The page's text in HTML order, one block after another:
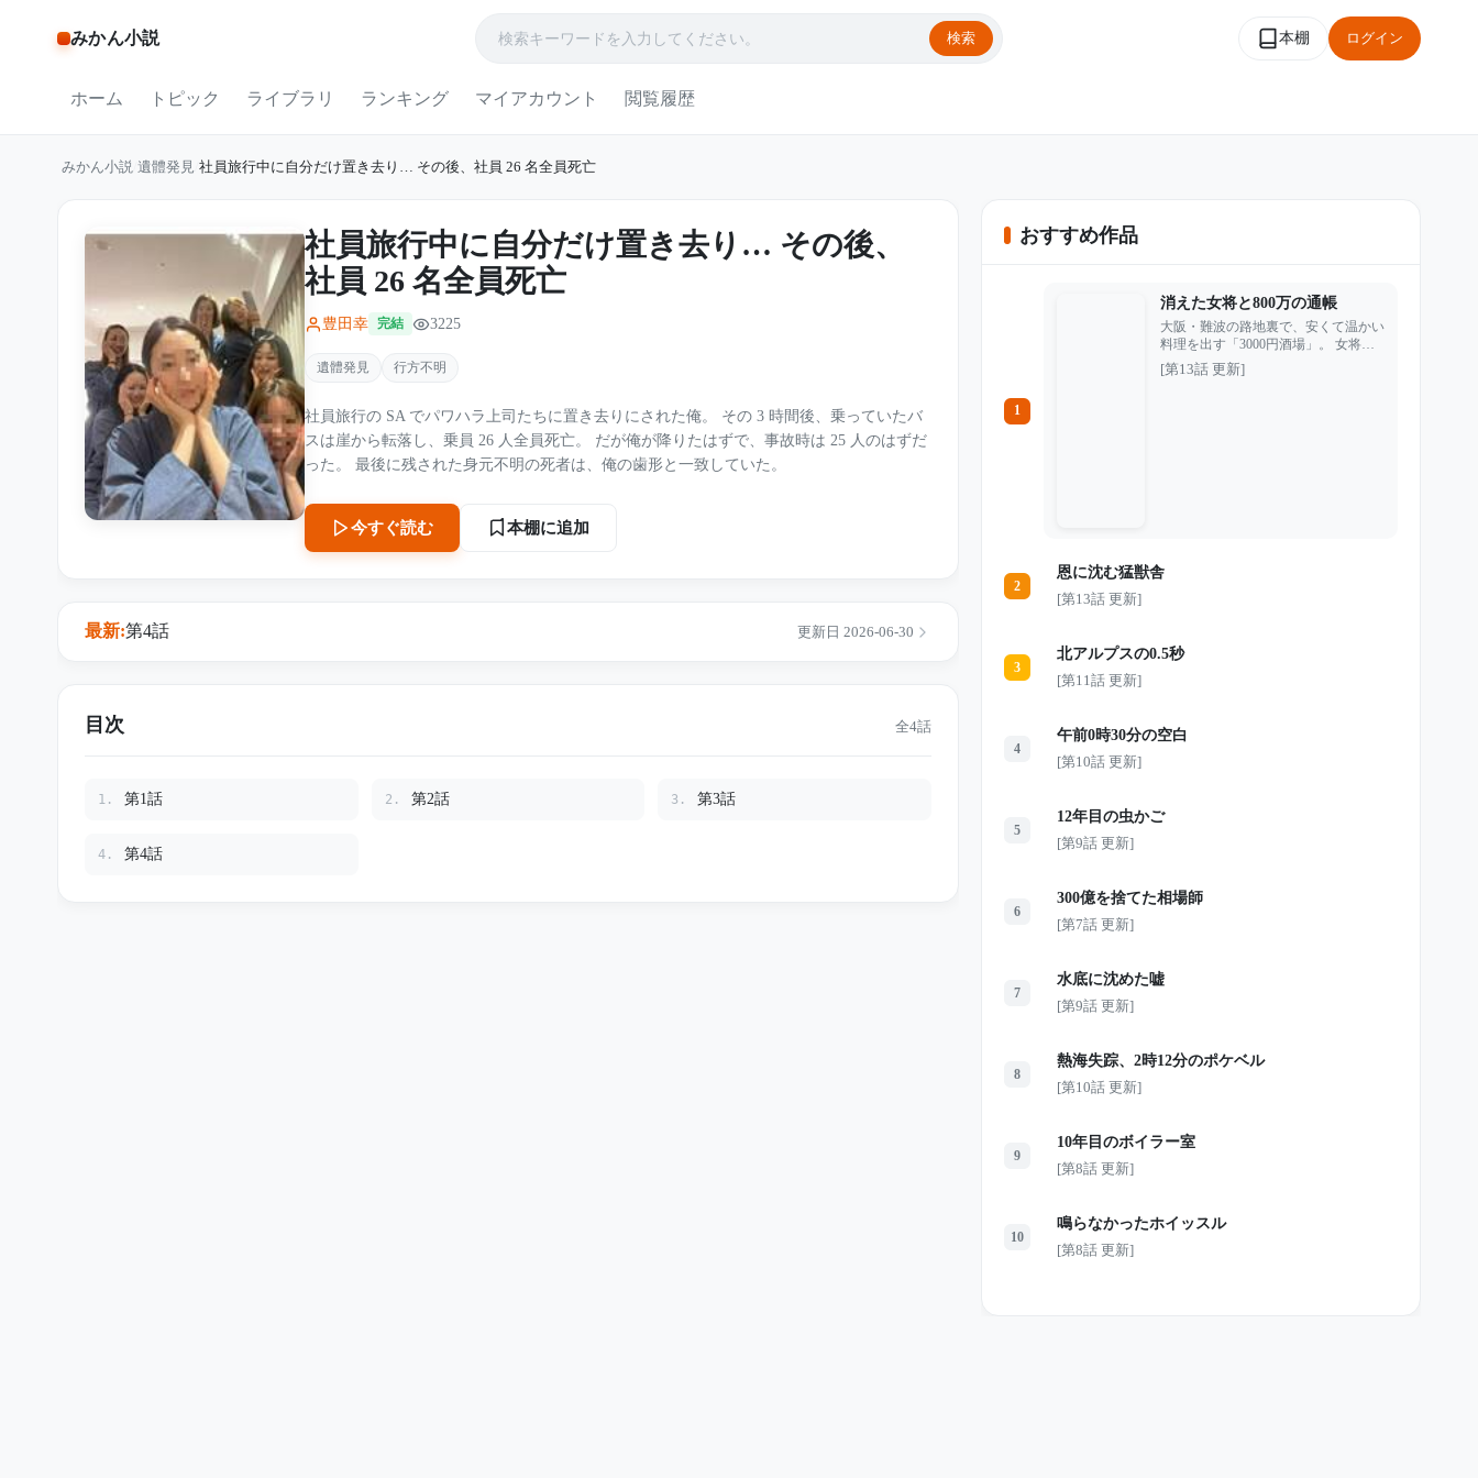
みかん小説 検索 本棚 ログイン
ホーム トピック ライブラリ ランキング マイアカウント 閲覧履歴
みかん小説 遺體発見 社員旅行中に自分だけ置き去り… その後、社員 26 名全員死亡
社員旅行中に自分だけ置き去り… その後、
社員 26 名全員死亡
豊田幸 完結 3225
遺體発見 行方不明
社員旅行の SA でパワハラ上司たちに置き去りにされた俺。 その 3 時間後、乗っていたバ
スは崖から転落し、乗員 26 人全員死亡。 だが俺が降りたはずで、事故時は 25 人のはずだ
った。 最後に残された身元不明の死者は、俺の歯形と一致していた。
今すぐ読む 本棚に追加
最新:第4話 更新日 2026-06-30
目次 全4話
1. 第1話 2. 第2話 3. 第3話
4. 第4話
おすすめ作品
1
消えた女将と800万の通帳
大阪・難波の路地裏で、安くて温かい
料理を出す「3000円酒場」。 女将の
中村義子は、うどん屋から店を立て直
し、常連たちに愛される繁盛店を作り
定食屋で「ありがとう」とだけ残した
容疑者が浮かび上がる中、真相は5年
間闇に沈み続ける。 そして2014年
[第13話 更新]
2
恩に沈む猛獣舎
[第13話 更新]
3
北アルプスの0.5秒
[第11話 更新]
4
午前0時30分の空白
[第10話 更新]
5
12年目の虫かご
[第9話 更新]
6
300億を捨てた相場師
[第7話 更新]
7
水底に沈めた嘘
[第9話 更新]
8
熱海失踪、2時12分のポケベル
[第10話 更新]
9
10年目のボイラー室
[第8話 更新]
10
鳴らなかったホイッスル
[第8話 更新]